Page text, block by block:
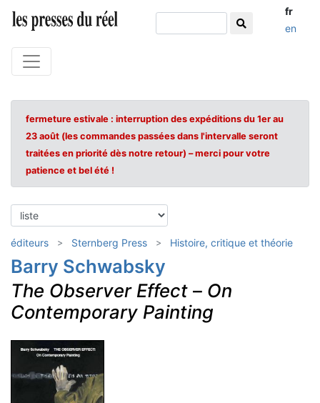
fr
en
fermeture estivale : interruption des expéditions du 1er au
23 août (les commandes passées dans l'intervalle seront
traitées en priorité dès notre retour) – merci pour votre
patience et bel été !
éditeurs Sternberg Press Histoire, critique et théorie
Barry Schwabsky
The Observer Effect – On
Contemporary Painting